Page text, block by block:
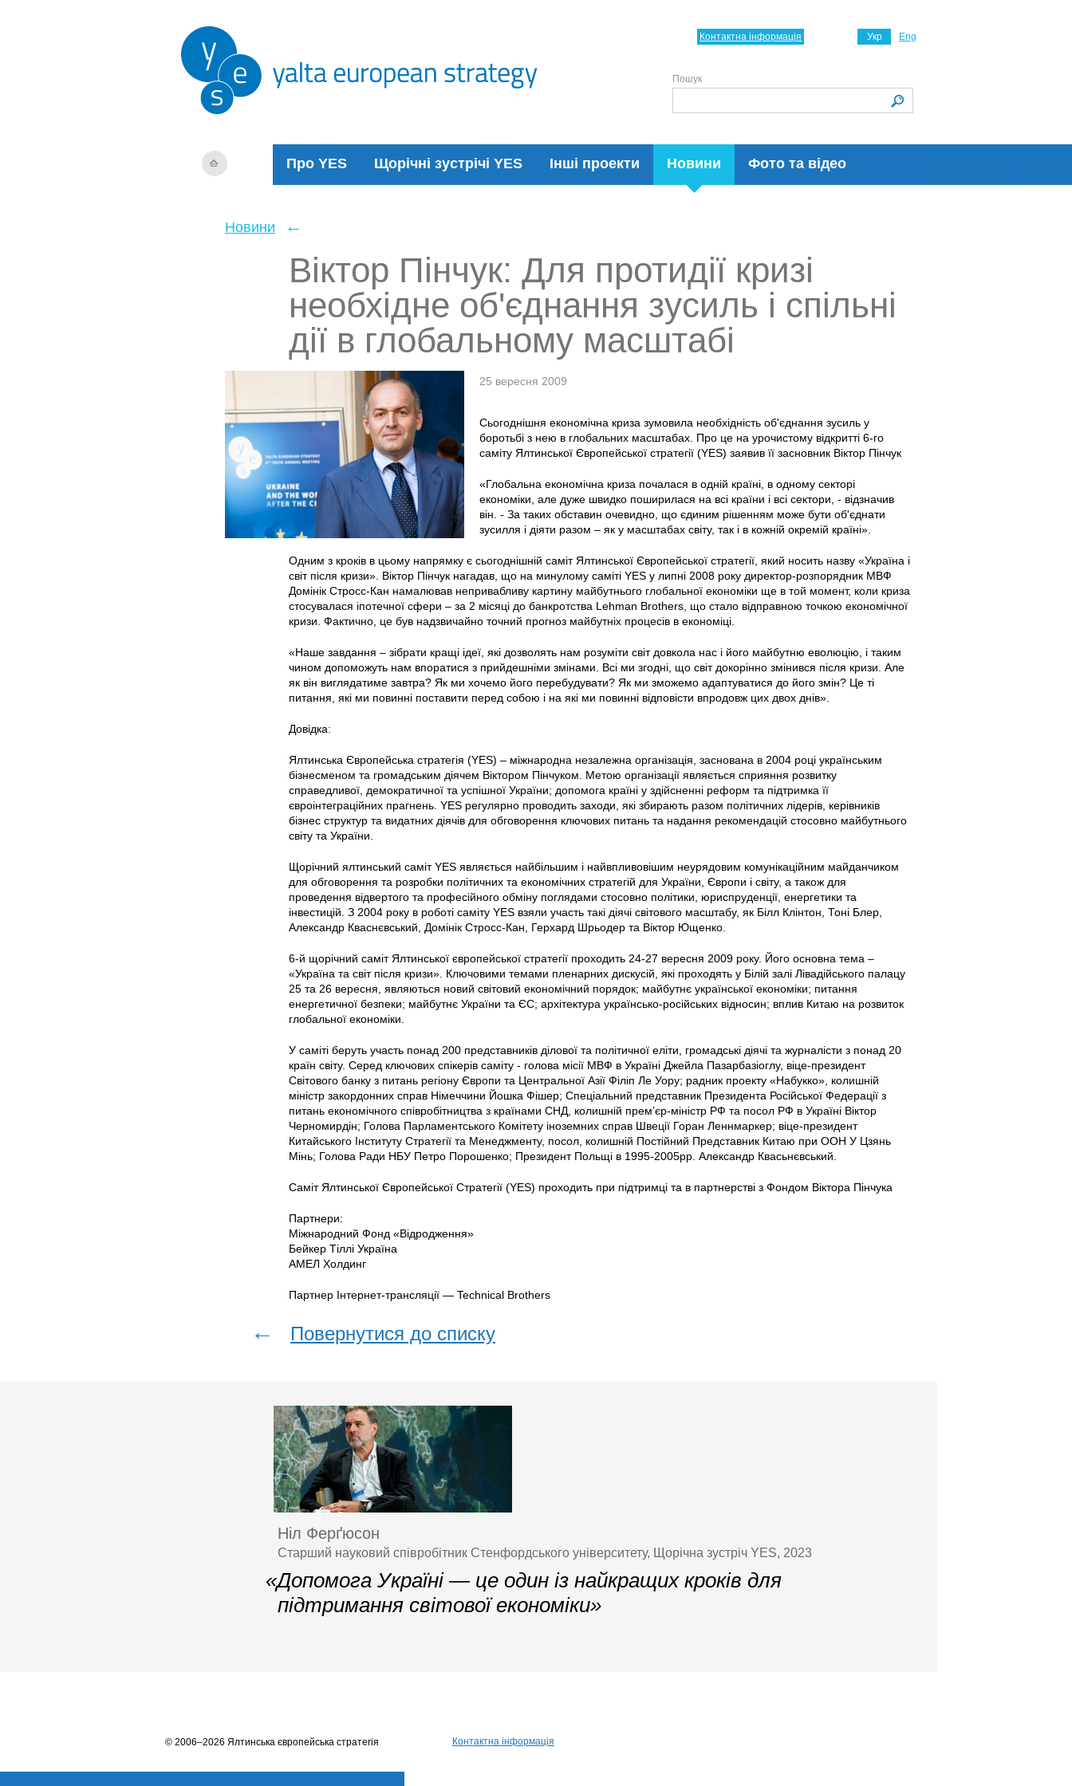
Про YES Щорічні зустрічі YES Інші проекти Новини Фото та відео
Укр Eng
Контактна інформація
Пошук
Новини ←
Віктор Пінчук: Для протидії кризі
необхідне об'єднання зусиль і спільні
дії в глобальному масштабі
25 вересня 2009
Сьогоднішня економічна криза зумовила необхідність об'єднання зусиль у
боротьбі з нею в глобальних масштабах. Про це на урочистому відкритті 6-го
саміту Ялтинської Європейської стратегії (YES) заявив її засновник Віктор Пінчук
«Глобальна економічна криза почалася в одній країні, в одному секторі
економіки, але дуже швидко поширилася на всі країни і всі сектори, - відзначив
він. - За таких обставин очевидно, що єдиним рішенням може бути об'єднати
зусилля і діяти разом – як у масштабах світу, так і в кожній окремій країні».
Одним з кроків в цьому напрямку є сьогоднішній саміт Ялтинської Європейської стратегії, який носить назву «Україна і
світ після кризи». Віктор Пінчук нагадав, що на минулому саміті YES у липні 2008 року директор-розпорядник МВФ
Домінік Стросс-Кан намалював непривабливу картину майбутнього глобальної економіки ще в той момент, коли криза
стосувалася іпотечної сфери – за 2 місяці до банкротства Lehman Brothers, що стало відправною точкою економічної
кризи. Фактично, це був надзвичайно точний прогноз майбутніх процесів в економіці.
«Наше завдання – зібрати кращі ідеї, які дозволять нам розуміти світ довкола нас і його майбутню еволюцію, і таким
чином допоможуть нам впоратися з прийдешніми змінами. Всі ми згодні, що світ докорінно змінився після кризи. Але
як він виглядатиме завтра? Як ми хочемо його перебудувати? Як ми зможемо адаптуватися до його змін? Це ті
питання, які ми повинні поставити перед собою і на які ми повинні відповісти впродовж цих двох днів».
Довідка:
Ялтинська Європейська стратегія (YES) – міжнародна незалежна організація, заснована в 2004 році українським
бізнесменом та громадським діячем Віктором Пінчуком. Метою організації являється сприяння розвитку
справедливої, демократичної та успішної України; допомога країні у здійсненні реформ та підтримка її
євроінтеграційних прагнень. YES регулярно проводить заходи, які збирають разом політичних лідерів, керівників
бізнес структур та видатних діячів для обговорення ключових питань та надання рекомендацій стосовно майбутнього
світу та України.
Щорічний ялтинський саміт YES являється найбільшим і найвпливовішим неурядовим комунікаційним майданчиком
для обговорення та розробки політичних та економічних стратегій для України, Європи і світу, а також для
проведення відвертого та професійного обміну поглядами стосовно політики, юриспруденції, енергетики та
інвестицій. З 2004 року в роботі саміту YES взяли участь такі діячі світового масштабу, як Білл Клінтон, Тоні Блер,
Александр Кваснєвський, Домінік Стросс-Кан, Герхард Шрьодер та Віктор Ющенко.
6-й щорічний саміт Ялтинської європейської стратегії проходить 24-27 вересня 2009 року. Його основна тема –
«Україна та світ після кризи». Ключовими темами пленарних дискусій, які проходять у Білій залі Лівадійського палацу
25 та 26 вересня, являються новий світовий економічний порядок; майбутнє української економіки; питання
енергетичної безпеки; майбутнє України та ЄС; архітектура українсько-російських відносин; вплив Китаю на розвиток
глобальної економіки.
У саміті беруть участь понад 200 представників ділової та політичної еліти, громадські діячі та журналісти з понад 20
країн світу. Серед ключових спікерів саміту - голова місії МВФ в Україні Джейла Пазарбазіоглу, віце-президент
Світового банку з питань регіону Європи та Центральної Азії Філіп Ле Уору; радник проекту «Набукко», колишній
міністр закордонних справ Німеччини Йошка Фішер; Спеціальний представник Президента Російської Федерації з
питань економічного співробітництва з країнами СНД, колишній прем’єр-міністр РФ та посол РФ в Україні Віктор
Черномирдін; Голова Парламентського Комітету іноземних справ Швеції Горан Леннмаркер; віце-президент
Китайського Інституту Стратегії та Менеджменту, посол, колишній Постійний Представник Китаю при ООН У Цзянь
Мінь; Голова Ради НБУ Петро Порошенко; Президент Польщі в 1995-2005рр. Александр Квасьнєвський.
Саміт Ялтинської Європейської Стратегії (YES) проходить при підтримці та в партнерстві з Фондом Віктора Пінчука
Партнери:
Міжнародний Фонд «Відродження»
Бейкер Тіллі Україна
АМЕЛ Холдинг
Партнер Інтернет-трансляції — Technical Brothers
← Повернутися до списку
Ніл Ферґюсон
Старший науковий співробітник Стенфордського університету, Щорічна зустріч YES, 2023
«Допомога Україні — це один із найкращих кроків для
підтримання світової економіки»
© 2006–2026 Ялтинська європейська стратегія Контактна інформація